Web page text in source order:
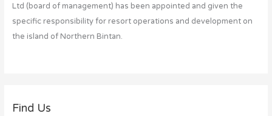
o
r
:
Ltd (board of management) has been appointed and given the
specific responsibility for resort operations and development on
the island of Northern Bintan.
Find Us